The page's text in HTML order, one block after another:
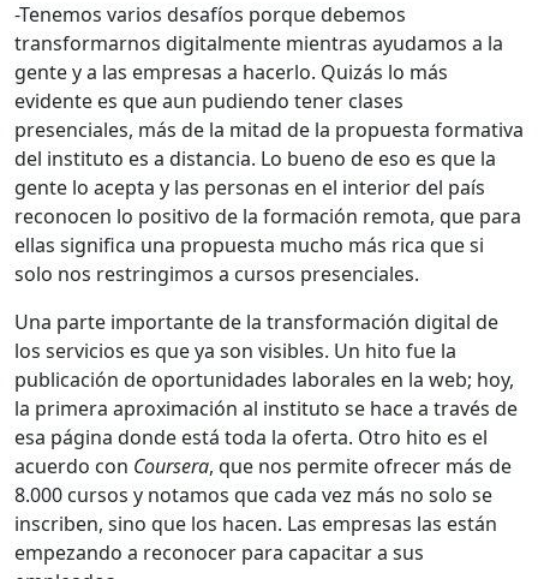
-Tenemos varios desafíos porque debemos
transformarnos digitalmente mientras ayudamos a la
gente y a las empresas a hacerlo. Quizás lo más
evidente es que aun pudiendo tener clases
presenciales, más de la mitad de la propuesta formativa
del instituto es a distancia. Lo bueno de eso es que la
gente lo acepta y las personas en el interior del país
reconocen lo positivo de la formación remota, que para
ellas significa una propuesta mucho más rica que si
solo nos restringimos a cursos presenciales.
Una parte importante de la transformación digital de
los servicios es que ya son visibles. Un hito fue la
publicación de oportunidades laborales en la web; hoy,
la primera aproximación al instituto se hace a través de
esa página donde está toda la oferta. Otro hito es el
acuerdo con Coursera, que nos permite ofrecer más de
8.000 cursos y notamos que cada vez más no solo se
inscriben, sino que los hacen. Las empresas las están
empezando a reconocer para capacitar a sus